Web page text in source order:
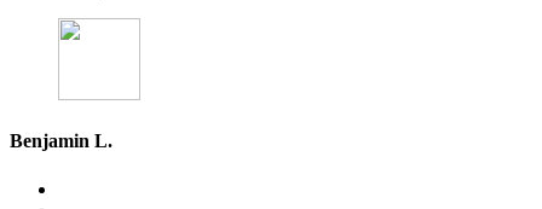
Benjamin L.